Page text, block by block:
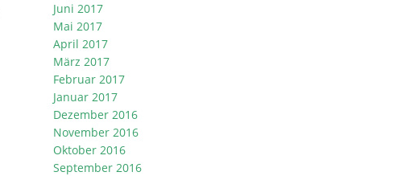
Juni 2017
Mai 2017
April 2017
März 2017
Februar 2017
Januar 2017
Dezember 2016
November 2016
Oktober 2016
September 2016